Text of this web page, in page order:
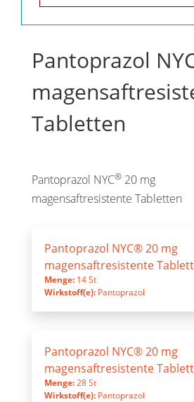
Pantoprazol
Tabletten
Pantoprazol NYC® 20 mg
magensaftresistente Tabletten
Pantoprazol NYC® 20 mg
magensaftresistente
Menge: 14 St
Wirkstoff(e): Pantoprazol
Pantoprazol NYC® 20 mg
magensaftresistente
Menge:28 St
Wirkstoff(e): Pantoprazol